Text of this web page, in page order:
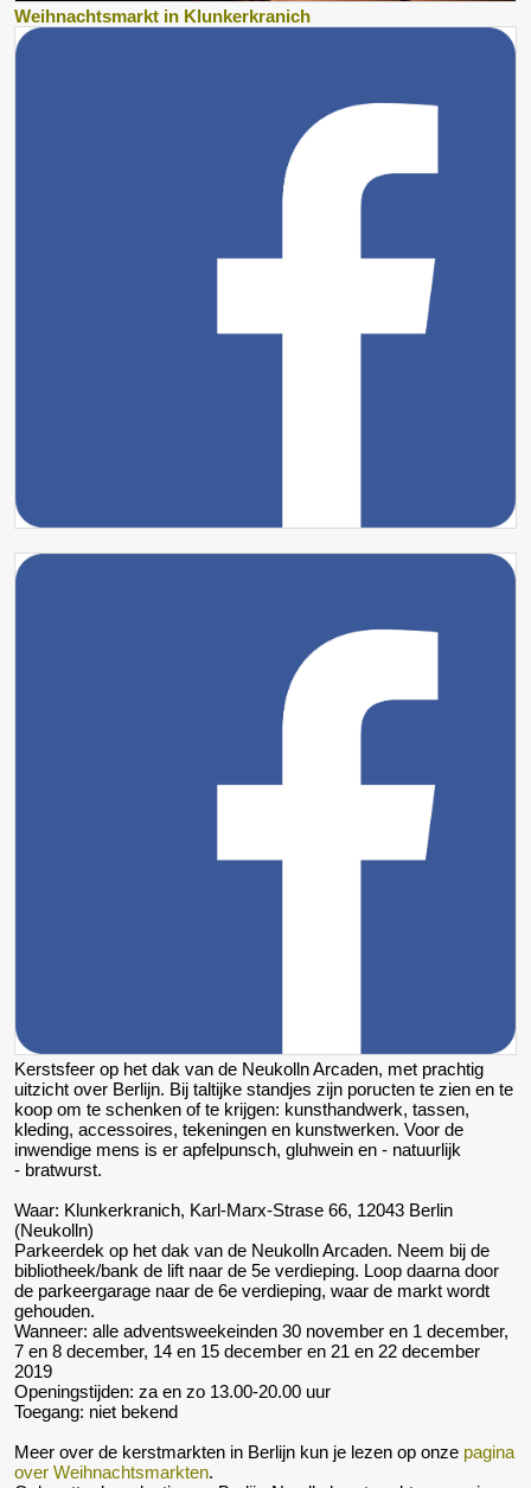
Weihnachtsmarkt in Klunkerkranich
Kerstsfeer op het dak van de Neukolln Arcaden, met prachtig
uitzicht over Berlijn. Bij taltijke standjes zijn poructen te zien en te
koop om te schenken of te krijgen: kunsthandwerk, tassen,
kleding, accessoires, tekeningen en kunstwerken. Voor de
inwendige mens is er apfelpunsch, gluhwein en - natuurlijk
- bratwurst.
Waar: Klunkerkranich, Karl-Marx-Strase 66, 12043 Berlin
(Neukolln)
Parkeerdek op het dak van de Neukolln Arcaden. Neem bij de
bibliotheek/bank de lift naar de 5e verdieping. Loop daarna door
de parkeergarage naar de 6e verdieping, waar de markt wordt
gehouden.
Wanneer: alle adventsweekeinden 30 november en 1 december,
7 en 8 december, 14 en 15 december en 21 en 22 december
2019
Openingstijden: za en zo 13.00-20.00 uur
Toegang: niet bekend
Meer over de kerstmarkten in Berlijn kun je lezen op onze pagina
over Weihnachtsmarkten.